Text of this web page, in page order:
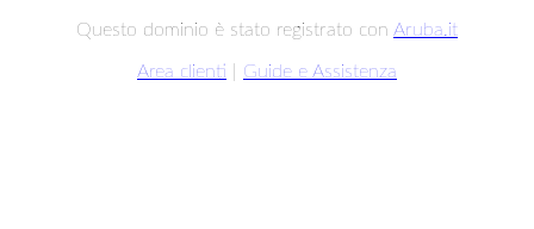
Questo dominio è stato registrato con Aruba.it
Area clienti Guide e Assistenza